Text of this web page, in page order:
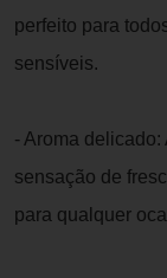
perfeito para
sensíveis.
- Aroma
sensação de
para qualquer